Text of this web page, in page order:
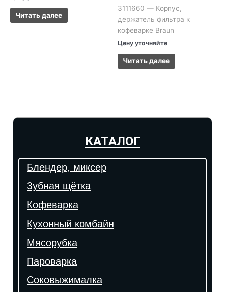
Читать далее
3111660 — Корпус,
держатель фильтра к
кофеварке Braun
Цену уточняйте
Читать далее
КАТАЛОГ
Блендер, миксер
Зубная щётка
Кофеварка
Кухонный комбайн
Мясорубка
Пароварка
Соковыжималка